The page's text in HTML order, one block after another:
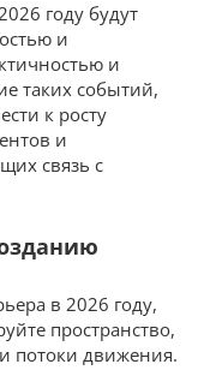
году будут
и
и
таких событий,
к росту
и
связь с
в 2026 году,
пространство,
потоки движения.